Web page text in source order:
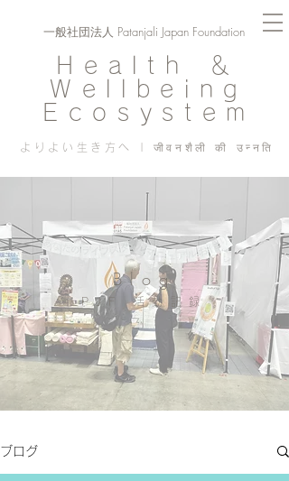
Health ＆
Wellbeing
Ecosystem
よりよい生き方へ | जीवनशैली की उन्नति
一般社団法人 Patanjali Japan Foundation
Blog
PJF ​活動記録
ブログ